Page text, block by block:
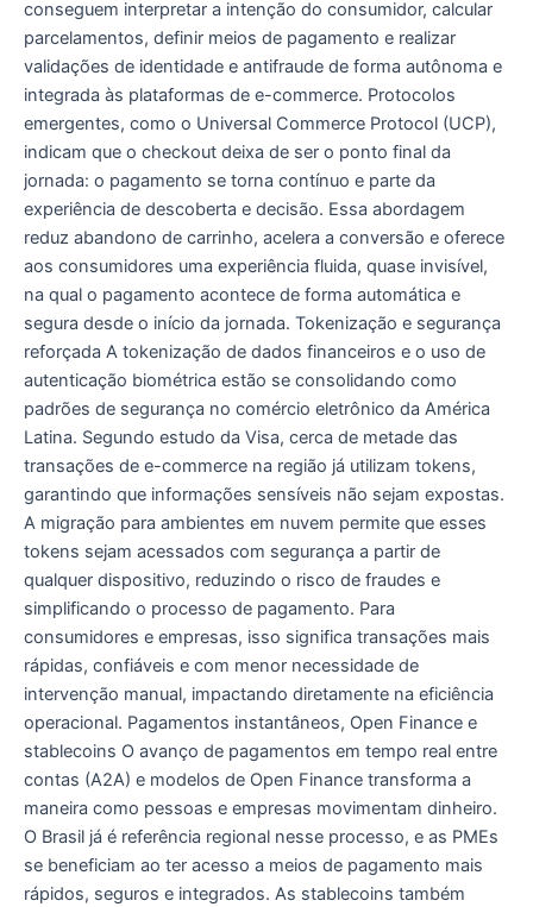
conseguem interpretar a intenção do consumidor, calcular
parcelamentos, definir meios de pagamento e realizar
validações de identidade e antifraude de forma autônoma e
integrada às plataformas de e-commerce. Protocolos
emergentes, como o Universal Commerce Protocol (UCP),
indicam que o checkout deixa de ser o ponto final da
jornada: o pagamento se torna contínuo e parte da
experiência de descoberta e decisão. Essa abordagem
reduz abandono de carrinho, acelera a conversão e oferece
aos consumidores uma experiência fluida, quase invisível,
na qual o pagamento acontece de forma automática e
segura desde o início da jornada. Tokenização e segurança
reforçada A tokenização de dados financeiros e o uso de
autenticação biométrica estão se consolidando como
padrões de segurança no comércio eletrônico da América
Latina. Segundo estudo da Visa, cerca de metade das
transações de e-commerce na região já utilizam tokens,
garantindo que informações sensíveis não sejam expostas.
A migração para ambientes em nuvem permite que esses
tokens sejam acessados com segurança a partir de
qualquer dispositivo, reduzindo o risco de fraudes e
simplificando o processo de pagamento. Para
consumidores e empresas, isso significa transações mais
rápidas, confiáveis e com menor necessidade de
intervenção manual, impactando diretamente na eficiência
operacional. Pagamentos instantâneos, Open Finance e
stablecoins O avanço de pagamentos em tempo real entre
contas (A2A) e modelos de Open Finance transforma a
maneira como pessoas e empresas movimentam dinheiro.
O Brasil já é referência regional nesse processo, e as PMEs
se beneficiam ao ter acesso a meios de pagamento mais
rápidos, seguros e integrados. As stablecoins também